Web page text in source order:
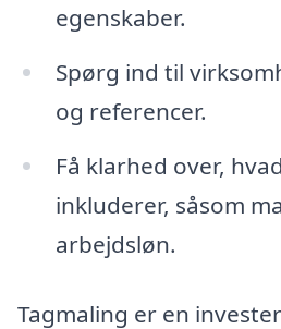
egenskaber.
Spørg ind til
og referencer.
Få klarhed over,
inkluderer, såsom
arbejdsløn.
Tagmaling er en